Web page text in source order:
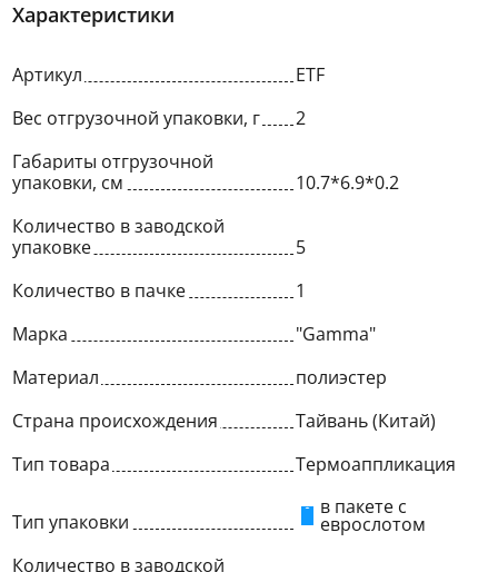
Характеристики
Артикул
ETF
Вес отгрузочной упаковки, г
2
Габариты отгрузочной
упаковки, см
10.7*6.9*0.2
Количество в заводской
упаковке
5
Количество в пачке
1
Марка
"Gamma"
Материал
полиэстер
Страна происхождения
Тайвань (Китай)
Тип товара
Термоаппликация
Тип упаковки
в пакете с
еврослотом
Количество в заводской